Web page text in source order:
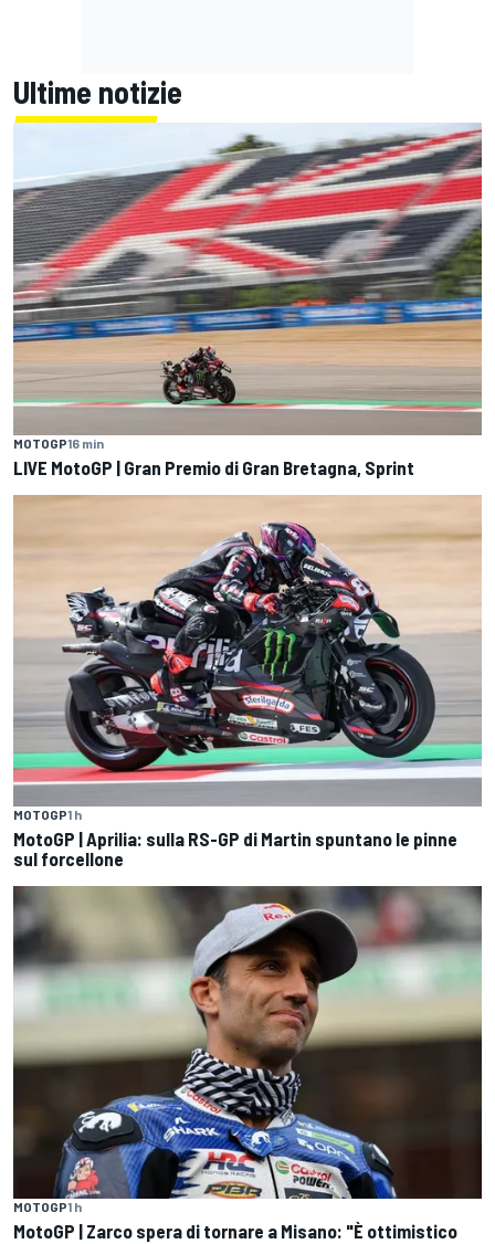
Ultime notizie
MOTOGP16 min
LIVE MotoGP | Gran Premio di Gran Bretagna, Sprint
MOTOGP1 h
MotoGP | Aprilia: sulla RS-GP di Martin spuntano le pinne
sul forcellone
MOTOGP1 h
MotoGP | Zarco spera di tornare a Misano: "È ottimistico